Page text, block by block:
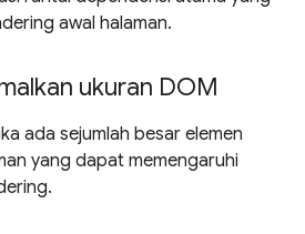
awal halaman.
ukuran DOM
ada sejumlah besar elemen
yang dapat memengaruhi